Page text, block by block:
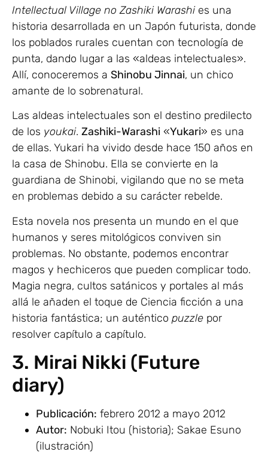
Intellectual Village no Zashiki Warashi es una
historia desarrollada en un Japón futurista, donde
los poblados rurales cuentan con tecnología de
punta, dando lugar a las «aldeas intelectuales».
Allí, conoceremos a Shinobu Jinnai, un chico
amante de lo sobrenatural.
Las aldeas intelectuales son el destino predilecto
de los youkai. Zashiki-Warashi «Yukari» es una
de ellas. Yukari ha vivido desde hace 150 años en
la casa de Shinobu. Ella se convierte en la
guardiana de Shinobi, vigilando que no se meta
en problemas debido a su carácter rebelde.
Esta novela nos presenta un mundo en el que
humanos y seres mitológicos conviven sin
problemas. No obstante, podemos encontrar
magos y hechiceros que pueden complicar todo.
Magia negra, cultos satánicos y portales al más
allá le añaden el toque de Ciencia ficción a una
historia fantástica; un auténtico puzzle por
resolver capítulo a capítulo.
3. Mirai Nikki (Future
diary)
Publicación: febrero 2012 a mayo 2012
Autor: Nobuki Itou (historia); Sakae Esuno
(ilustración)